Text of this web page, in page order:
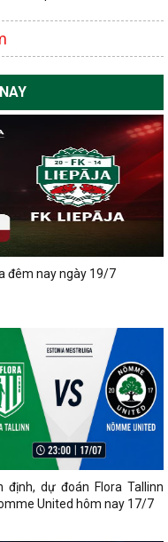
đêm nay ngày 19/7
định, dự đoán Flora Tallinn
United hôm nay 17/7